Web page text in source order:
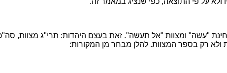
תעשה". זאת בעצם היהדות: תרי"ג מצוות, סה"כ 613 מצוות של מעשים שיש לעשות ומעשים שאסור
רק בספר המצוות. להלן מבחר מן המקורות: